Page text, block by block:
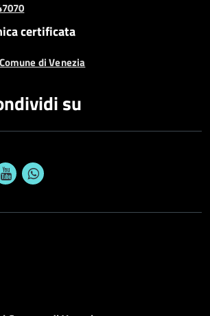
certificata
di Venezia
su